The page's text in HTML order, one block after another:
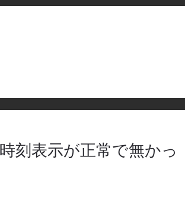
刻表示が正常で無かっ